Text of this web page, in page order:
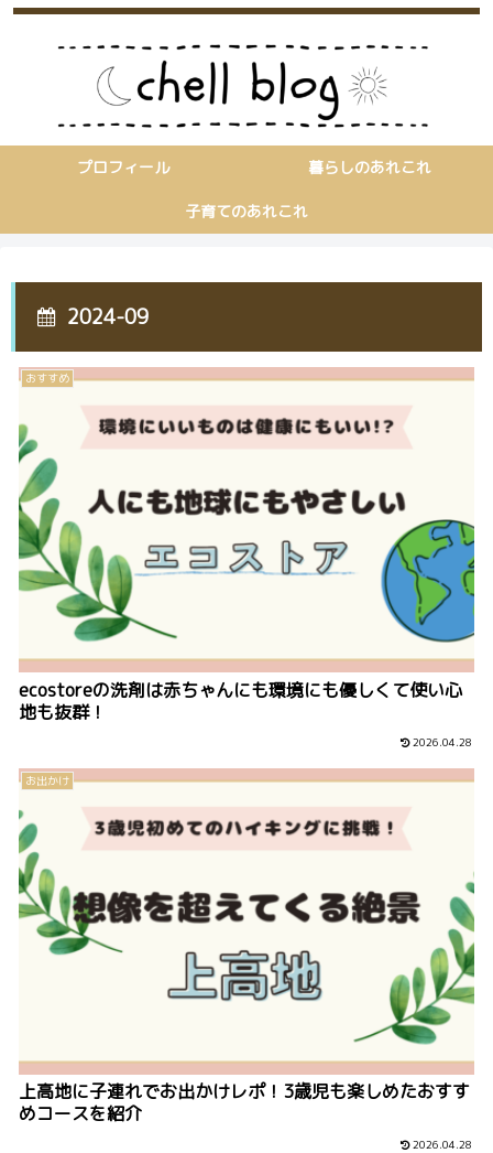
プロフィール 暮らしのあれこれ
子育てのあれこれ
2024-09
おすすめ
ecostoreの洗剤は赤ちゃんにも環境にも優しくて使い心
地も抜群！
2026.04.28
お出かけ
上高地に子連れでお出かけレポ！3歳児も楽しめたおすす
めコースを紹介
2026.04.28